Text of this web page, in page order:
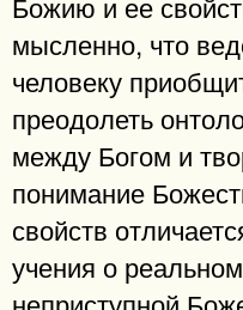
мысленно, что
человеку
преодолеть
между Богом и
понимание
свойств
учения о